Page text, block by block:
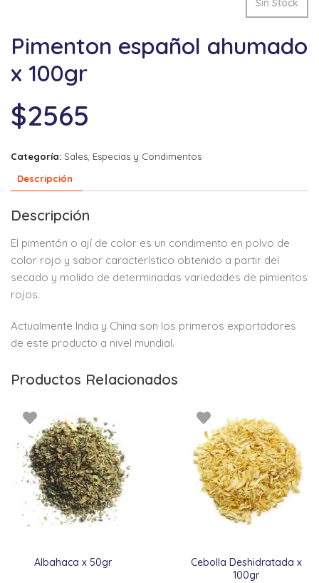
Sin Stock
Pimenton español ahumado
x 100gr
$2565
Categoría: Sales, Especias y Condimentos
Descripción
Descripción
El pimentón o ají de color es un condimento en polvo de
color rojo y sabor característico obtenido a partir del
secado y molido de determinadas variedades de pimientos
rojos.
Actualmente India y China son los primeros exportadores
de este producto a nivel mundial.
Productos Relacionados
Albahaca x 50gr
Cebolla Deshidratada x
100gr